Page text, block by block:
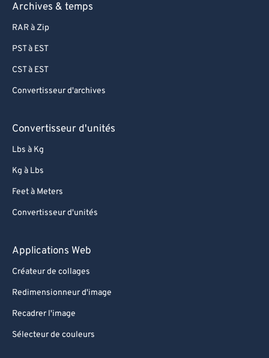
Archives & temps
RAR à Zip
PST à EST
CST à EST
Convertisseur d'archives
Convertisseur d'unités
Lbs à Kg
Kg à Lbs
Feet à Meters
Convertisseur d'unités
Applications Web
Créateur de collages
Redimensionneur d'image
Recadrer l'image
Sélecteur de couleurs